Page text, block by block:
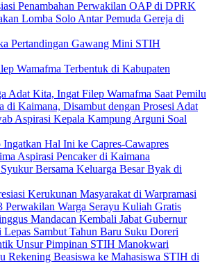
Penambahan Perwakilan OAP di DPRK
Lomba Solo Antar Pemuda Gereja di
Pertandingan Gawang Mini STIH
Wamafma Terbentuk di Kabupaten
Adat Kita, Ingat Filep Wamafma Saat Pemilu
di Kaimana, Disambut dengan Prosesi Adat
Aspirasi Kepala Kampung Arguni Soal
Ingatkan Hal Ini ke Capres-Cawapres
Aspirasi Pencaker di Kaimana
Bersama Keluarga Besar Byak di
Kerukunan Masyarakat di Warpramasi
Perwakilan Warga Serayu Kuliah Gratis
Mandacan Kembali Jabat Gubernur
Sambut Tahun Baru Suku Doreri
Unsur Pimpinan STIH Manokwari
Rekening Beasiswa ke Mahasiswa STIH di